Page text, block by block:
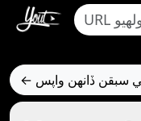
سبقن ڏانهن واپس